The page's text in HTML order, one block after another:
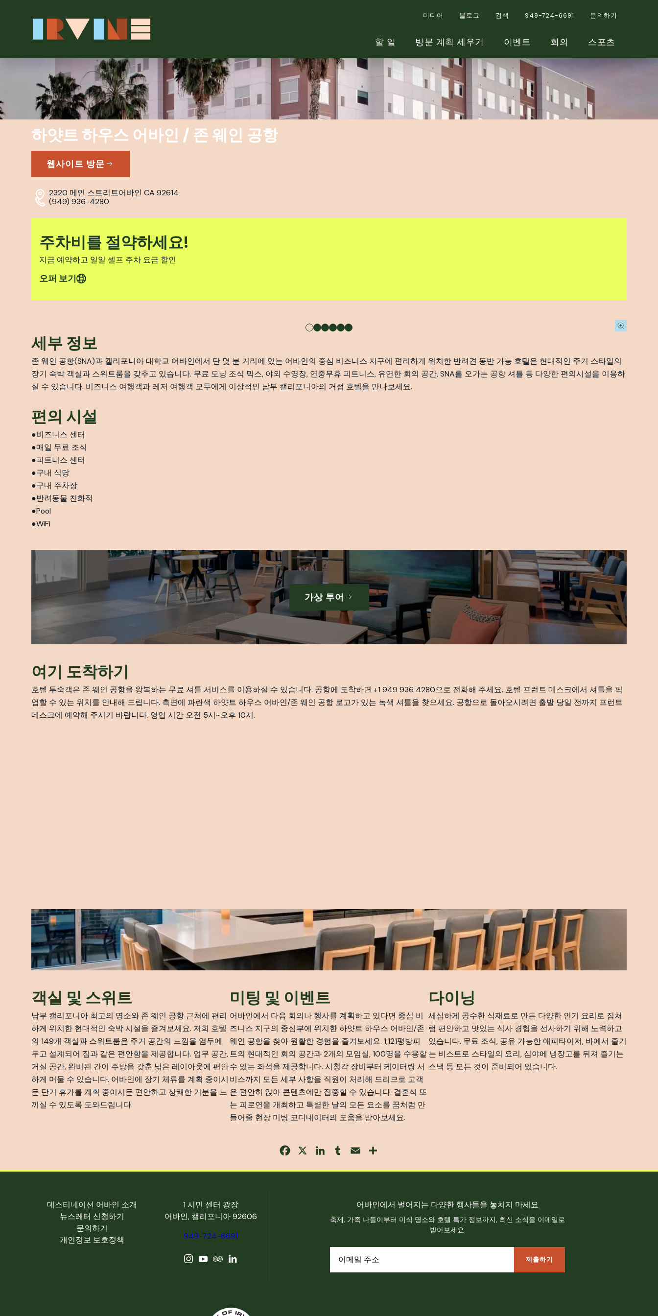
미디어 블로그 검색 949-724-6691 문의하기
할 일 방문 계획 세우기 이벤트 회의 스포츠
하얏트 하우스 어바인 / 존 웨인 공항
2320 메인 스트리트어바인 CA 92614
(949) 936-4280
웹사이트 방문
주차비를 절약하세요!
지금 예약하고 일일 셀프 주차 요금 할인
오퍼 보기
세부 정보
존 웨인 공항(SNA)과 캘리포니아 대학교 어바인에서 단 몇 분 거리에 있는 어바인의 중심 비즈니스 지구에 편리하게 위치한 반려견 동반 가능 호텔은 현대적인 주거 스타일의
장기 숙박 객실과 스위트룸을 갖추고 있습니다. 무료 모닝 조식 믹스, 야외 수영장, 연중무휴 피트니스, 유연한 회의 공간, SNA를 오가는 공항 셔틀 등 다양한 편의시설을 이용하
실 수 있습니다. 비즈니스 여행객과 레저 여행객 모두에게 이상적인 남부 캘리포니아의 거점 호텔을 만나보세요.
편의 시설
비즈니스 센터
매일 무료 조식
피트니스 센터
구내 식당
구내 주차장
반려동물 친화적
Pool
WiFi
가상 투어
여기 도착하기
호텔 투숙객은 존 웨인 공항을 왕복하는 무료 셔틀 서비스를 이용하실 수 있습니다. 공항에 도착하면 +1 949 936 4280으로 전화해 주세요. 호텔 프런트 데스크에서 셔틀을 픽
업할 수 있는 위치를 안내해 드립니다. 측면에 파란색 하얏트 하우스 어바인/존 웨인 공항 로고가 있는 녹색 셔틀을 찾으세요. 공항으로 돌아오시려면 출발 당일 전까지 프런트
데스크에 예약해 주시기 바랍니다. 영업 시간 오전 5시~오후 10시.
객실 및 스위트
남부 캘리포니아 최고의 명소와 존 웨인 공항 근처에 편리
하게 위치한 현대적인 숙박 시설을 즐겨보세요. 저희 호텔
의 149개 객실과 스위트룸은 주거 공간의 느낌을 염두에
두고 설계되어 집과 같은 편안함을 제공합니다. 업무 공간,
거실 공간, 완비된 간이 주방을 갖춘 넓은 레이아웃에 편안
하게 머물 수 있습니다. 어바인에 장기 체류를 계획 중이시
든 단기 휴가를 계획 중이시든 편안하고 상쾌한 기분을 느
끼실 수 있도록 도와드립니다.
미팅 및 이벤트
어바인에서 다음 회의나 행사를 계획하고 있다면 중심 비
즈니스 지구의 중심부에 위치한 하얏트 하우스 어바인/존
웨인 공항을 찾아 원활한 경험을 즐겨보세요. 1,121평방피
트의 현대적인 회의 공간과 2개의 모임실, 100명을 수용할
수 있는 좌석을 제공합니다. 시청각 장비부터 케이터링 서
비스까지 모든 세부 사항을 직원이 처리해 드리므로 고객
은 편안히 앉아 콘텐츠에만 집중할 수 있습니다. 결혼식 또
는 피로연을 개최하고 특별한 날의 모든 요소를 꿈처럼 만
들어줄 현장 미팅 코디네이터의 도움을 받아보세요.
다이닝
세심하게 공수한 식재료로 만든 다양한 인기 요리로 집처
럼 편안하고 맛있는 식사 경험을 선사하기 위해 노력하고
있습니다. 무료 조식, 공유 가능한 애피타이저, 바에서 즐기
는 비스트로 스타일의 요리, 심야에 냉장고를 뒤져 즐기는
스낵 등 모든 것이 준비되어 있습니다.
Facebook LinkedInTumblr Email
데스티네이션 어바인 소개
뉴스레터 신청하기
문의하기
개인정보 보호정책
1 시민 센터 광장
어바인, 캘리포니아 92606
949-724-6691
어바인에서 벌어지는 다양한 행사들을 놓치지 마세요
축제, 가족 나들이부터 미식 명소와 호텔 특가 정보까지, 최신 소식을 이메일로
받아보세요.